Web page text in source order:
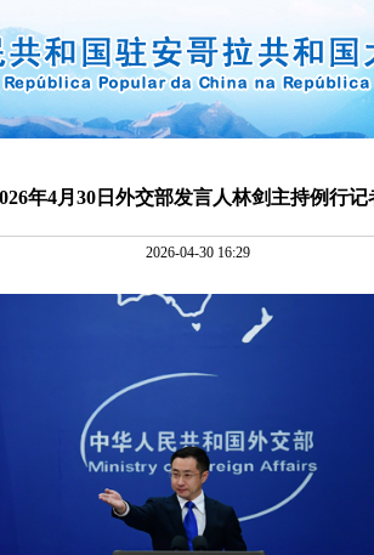
年4月30日外交部发言人林剑主持例行记
2026-04-30 16:29